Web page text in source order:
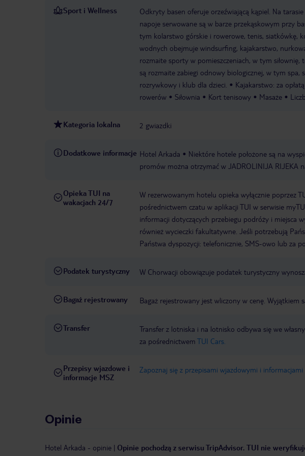
Sport i Wellness
Odkryty basen oferuje orzeźwiającą kąpiel. Na
napoje serwowane są w barze przekąskowym przy
tym kolarstwo górskie i rowerowe, tenis, siatkówkę,
wodnych obejmuje windsurfing, kajakarstwo,
rozmaite sporty w pomieszczeniach, w tym siłownię,
są rozmaite zabiegi odnowy biologicznej, w tym
rozrywkowy i klub dla dzieci.
Kajakarstwo: za opłatą
rowerów
Siłownia Kort tenisowy Masaże
Kategoria lokalna 2 gwiazdki
Dodatkowe informacje Hotel Arkada
Niektóre hotele położone są na
promów można otrzymać w JADROLINIJA RIJEKA
Opieka TUI na
wakacjach 24/7
W rezerwowanym hotelu opieka wyłącznie poprzez
pośrednictwem czatu w aplikacji TUI w serwisie
informacji dotyczących przebiegu podróży i miejsca
również wycieczki fakultatywne. Jeśli potrzebują
Państwa dyspozycji: telefonicznie, SMS-owo lub za
Podatek turystyczny W Chorwacji obowiązuje podatek turystyczny
Bagaż rejestrowany Bagaż rejestrowany jest wliczony w cenę. Wyjątkiem
Transfer
Transfer z lotniska i na lotnisko odbywa się we
za pośrednictwem TUI Cars.
Przepisy wjazdowe i
informacje MSZ
Zapoznaj się z przepisami wjazdowymi i
Opinie
Hotel Arkada - opinie | Opinie pochodzą z serwisu TripAdvisor. TUI nie